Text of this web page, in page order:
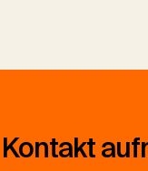
Kontakt